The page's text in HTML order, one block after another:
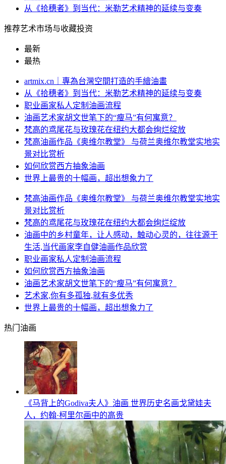
从《拾穗者》到当代：米勒艺术精神的延续与变奏
推荐艺术市场与收藏投资
最新
最热
artmix.cn｜專為台灣空間打造的手繪油畫
从《拾穗者》到当代：米勒艺术精神的延续与变奏
职业画家私人定制油画流程
油画艺术家胡文世笔下的“瘦马”有何寓意？
梵高的鸢尾花与玫瑰花在纽约大都会绚烂绽放
梵高油画作品《奥维尔教堂》 与荷兰奥维尔教堂实地实
景对比赏析
如何欣赏西方抽象油画
世界上最贵的十幅画，超出想象力了
梵高油画作品《奥维尔教堂》 与荷兰奥维尔教堂实地实
景对比赏析
梵高的鸢尾花与玫瑰花在纽约大都会绚烂绽放
油画中的乡村童年，让人感动，触动心灵的，往往源于
生活,当代画家李自健油画作品欣赏
职业画家私人定制油画流程
如何欣赏西方抽象油画
油画艺术家胡文世笔下的“瘦马”有何寓意？
艺术家,你有多孤独,就有多优秀
世界上最贵的十幅画，超出想象力了
热门油画
《马背上的Godiva夫人》油画 世界历史名画戈黛娃夫
人，约翰·柯里尔画中的高贵